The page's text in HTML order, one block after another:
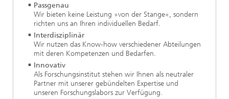
Passgenau
Wir bieten keine Leistung »von der Stange«, sondern
richten uns an Ihren individuellen Bedarf.
Interdisziplinär
Wir nutzen das Know-how verschiedener Abteilungen
mit deren Kompetenzen und Bedarfen.
Innovativ
Als Forschungsinstitut stehen wir Ihnen als neutraler
Partner mit unserer gebündelten Expertise und
unseren Forschungslabors zur Verfügung.